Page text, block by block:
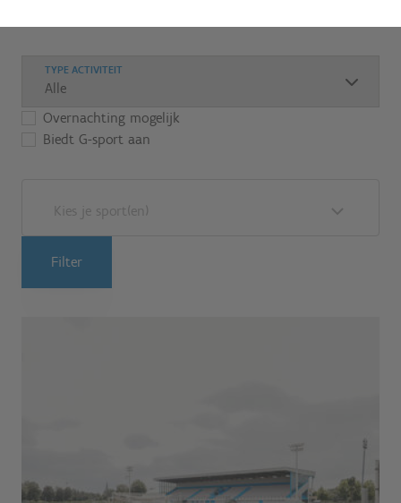
TYPE ACTIVITEIT
Overnachting mogelijk
Biedt G-sport aan
Kies je sport(en)
Filter